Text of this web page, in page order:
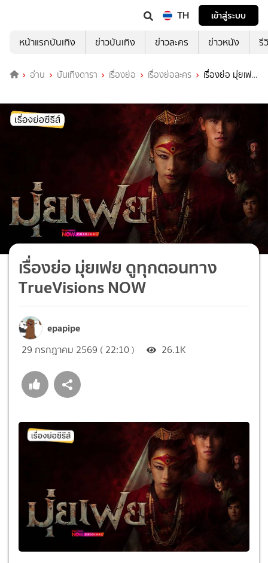
TH
เข้าสู่ระบบ
หน้าแรกบันเทิง
ข่าวบันเทิง ข่าวละคร ข่าวหนัง รี
อ่าน บันเทิงดารา เรื่องย่อ เรื่องย่อละคร
เรื่องย่อ มุ่ยเฟย
เรื่องย่อ มุ่ยเฟย ดูทุกตอนทาง
TrueVisions NOW
epapipe
29 กรกฎาคม 2569 ( 22:10 ) 26.1K